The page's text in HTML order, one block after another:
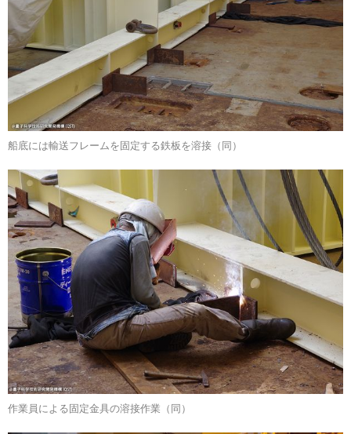
船底には輸送フレームを固定する鉄板を溶接（同）
作業員による固定金具の溶接作業（同）